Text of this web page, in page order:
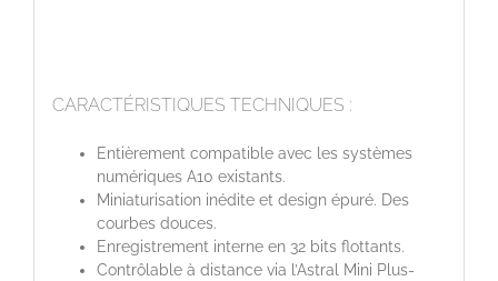
CARACTÉRISTIQUES TECHNIQUES :
Entièrement compatible avec les systèmes
numériques A10 existants.
Miniaturisation inédite et design épuré. Des
courbes douces.
Enregistrement interne en 32 bits flottants.
Contrôlable à distance via l’Astral Mini Plus-